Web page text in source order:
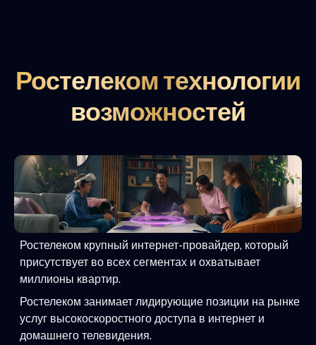
Ростелеком технологии
возможностей
Ростелеком крупный интернет-провайдер, который
присутствует во всех сегментах и охватывает
миллионы квартир.
Ростелеком занимает лидирующие позиции на рынке
услуг высокоскоростного доступа в интернет и
домашнего телевидения.